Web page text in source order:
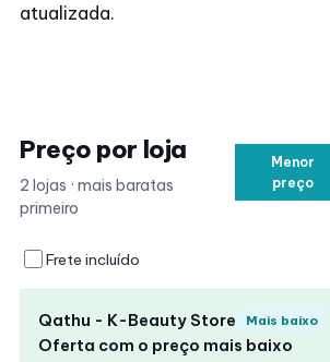
atualizada.
Preço por loja
2 lojas · mais baratas
primeiro
Menor
preço
Frete incluído
Qathu - K-Beauty Store Mais baixo
Oferta com o preço mais baixo